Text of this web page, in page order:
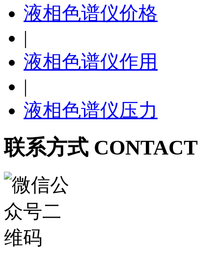
液相色谱仪价格
|
液相色谱仪作用
|
液相色谱仪压力
联系方式 CONTACT